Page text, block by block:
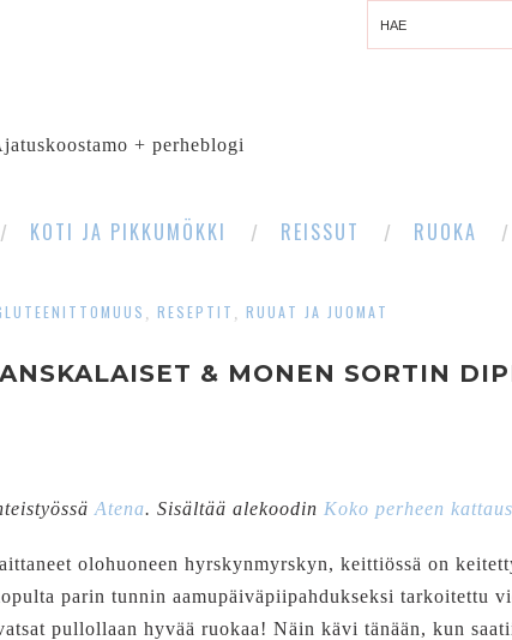
KOTI JA PIKKUMÖKKI REISSUT RUOKA
, RESEPTIT , RUUAT JA JUOMAT
& MONEN SORTIN
Atena. Sisältää alekoodin Koko perheen kattaus
olohuoneen hyrskynmyrskyn, keittiössä on
parin tunnin aamupäiväpiipahdukseksi tarkoitettu
pullollaan hyvää ruokaa! Näin kävi tänään, kun